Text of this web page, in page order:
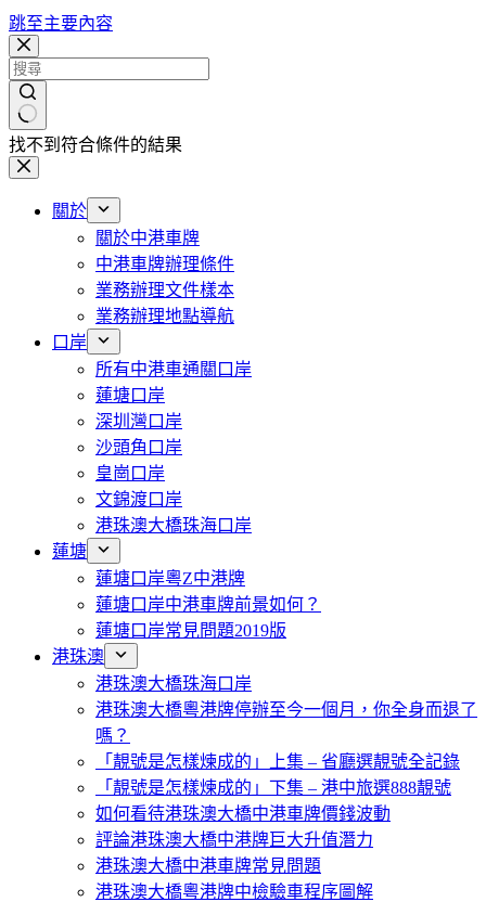
跳至主要內容
找不到符合條件的結果
關於
關於中港車牌
中港車牌辦理條件
業務辦理文件樣本
業務辦理地點導航
口岸
所有中港車通關口岸
蓮塘口岸
深圳灣口岸
沙頭角口岸
皇崗口岸
文錦渡口岸
港珠澳大橋珠海口岸
蓮塘
蓮塘口岸粵Z中港牌
蓮塘口岸中港車牌前景如何？
蓮塘口岸常見問題2019版
港珠澳
港珠澳大橋珠海口岸
港珠澳大橋粵港牌停辦至今一個月，你全身而退了
嗎？
「靚號是怎樣煉成的」上集 – 省廳選靚號全記錄
「靚號是怎樣煉成的」下集 – 港中旅選888靚號
如何看待港珠澳大橋中港車牌價錢波動
評論港珠澳大橋中港牌巨大升值潛力
港珠澳大橋中港車牌常見問題
港珠澳大橋粵港牌中檢驗車程序圖解